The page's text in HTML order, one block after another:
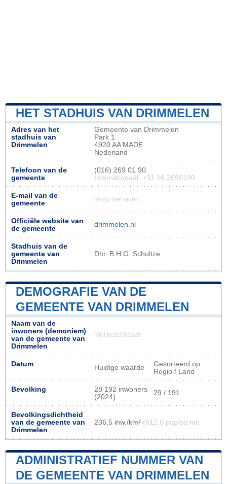
HET STADHUIS VAN DRIMMELEN
Adres van het
stadhuis van
Drimmelen
Gemeente van Drimmelen
Park 1
4920 AA MADE
Nederland
Telefoon van de
gemeente
(016) 269 01 90
Internationaal: +31 16 2690190
E-mail van de
gemeente
Bezig met laden...
Officiële website van
de gemeente
drimmelen.nl
Stadhuis van de
gemeente van
Drimmelen
Dhr. B.H.G. Scholtze
DEMOGRAFIE VAN DE
GEMEENTE VAN DRIMMELEN
Naam van de
inwoners (demoniem)
van de gemeente van
Drimmelen
Niet beschikbaar
Datum Huidige waarde
Gesorteerd op
Regio / Land
Bevolking
28 192 inwoners
(2024)
29 / 191
Bevolkingsdichtheid
van de gemeente van
Drimmelen
236,5 inw./km² (612,6 pop/sq mi)
ADMINISTRATIEF NUMMER VAN
DE GEMEENTE VAN DRIMMELEN